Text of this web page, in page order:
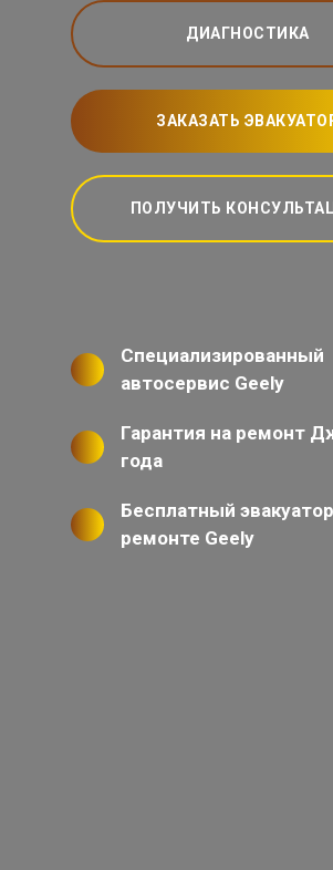
ДИАГНОСТИКА
ЗАКАЗАТЬ
ПОЛУЧИТЬ
Специализированный
автосервис Geely
Гарантия на ремонт
года
Бесплатный
ремонте Geely